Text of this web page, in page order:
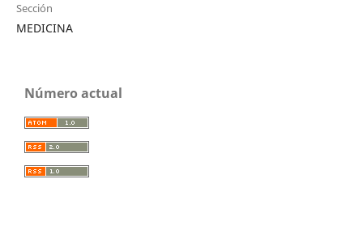
Sección
MEDICINA
Número actual